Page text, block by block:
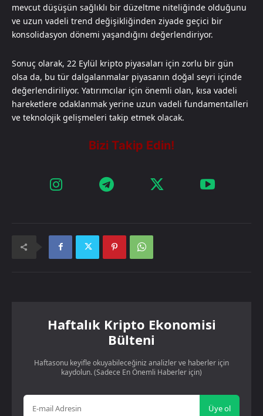
mevcut düşüşün sağlıklı bir düzeltme niteliğinde olduğunu
ve uzun vadeli trend değişikliğinden ziyade geçici bir
konsolidasyon dönemi yaşandığını değerlendiriyor.
Sonuç olarak, 22 Eylül kripto piyasaları için zorlu bir gün
olsa da, bu tür dalgalanmalar piyasanın doğal seyri içinde
değerlendiriliyor. Yatırımcılar için önemli olan, kısa vadeli
hareketlere odaklanmak yerine uzun vadeli fundamentalleri
ve teknolojik gelişmeleri takip etmek olacak.
Haftalık Kripto Ekonomisi
Bülteni
Haftasonu keyifle okuyabileceğiniz analizler ve haberler için
kaydolun. (Sadece En Önemli Haberler için)
Üye ol